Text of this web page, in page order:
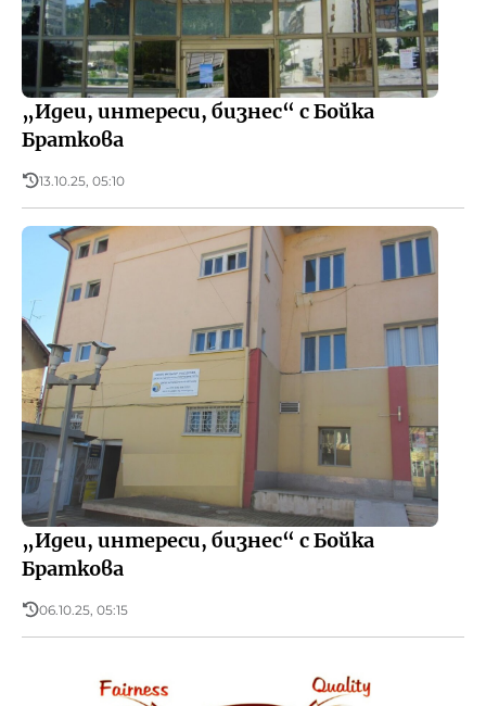
„Идеи, интереси, бизнес“ с Бойка
Браткова
13.10.25, 05:10
„Идеи, интереси, бизнес“ с Бойка
Браткова
06.10.25, 05:15